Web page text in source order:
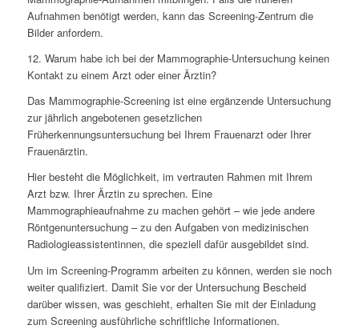
Aufnahmen benötigt werden, kann das Screening-Zentrum die
Bilder anfordern.
12. Warum habe ich bei der Mammographie-Untersuchung keinen
Kontakt zu einem Arzt oder einer Ärztin?
Das Mammographie-Screening ist eine ergänzende Untersuchung
zur jährlich angebotenen gesetzlichen
Früherkennungsuntersuchung bei Ihrem Frauenarzt oder Ihrer
Frauenärztin.
Hier besteht die Möglichkeit, im vertrauten Rahmen mit Ihrem
Arzt bzw. Ihrer Ärztin zu sprechen. Eine
Mammographieaufnahme zu machen gehört – wie jede andere
Röntgenuntersuchung – zu den Aufgaben von medizinischen
Radiologieassistentinnen, die speziell dafür ausgebildet sind.
Um im Screening-Programm arbeiten zu können, werden sie noch
weiter qualifiziert. Damit Sie vor der Untersuchung Bescheid
darüber wissen, was geschieht, erhalten Sie mit der Einladung
zum Screening ausführliche schriftliche Informationen.